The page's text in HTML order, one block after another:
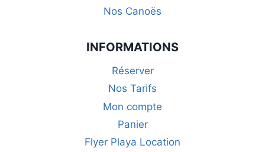
Nos Canoës
INFORMATIONS
Réserver
Nos Tarifs
Mon compte
Panier
Flyer Playa Location